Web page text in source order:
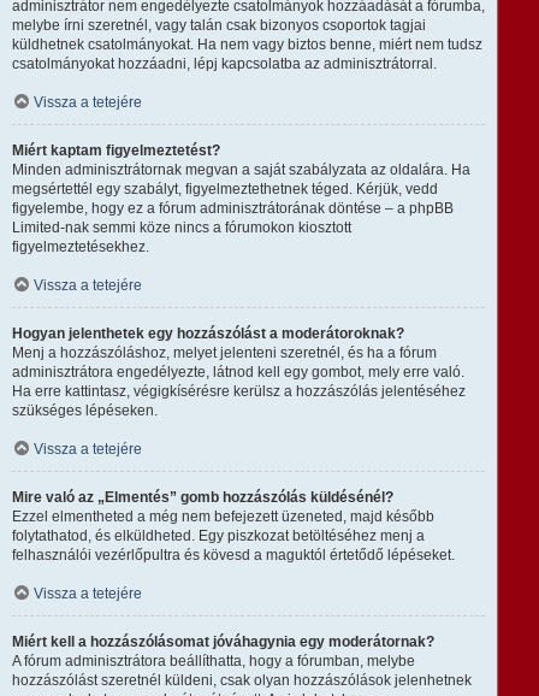
adminisztrátor nem engedélyezte csatolmányok hozzáadását a fórumba,
melybe írni szeretnél, vagy talán csak bizonyos csoportok tagjai
küldhetnek csatolmányokat. Ha nem vagy biztos benne, miért nem tudsz
csatolmányokat hozzáadni, lépj kapcsolatba az adminisztrátorral.
Vissza a tetejére
Miért kaptam figyelmeztetést?
Minden adminisztrátornak megvan a saját szabályzata az oldalára. Ha
megsértettél egy szabályt, figyelmeztethetnek téged. Kérjük, vedd
figyelembe, hogy ez a fórum adminisztrátorának döntése – a phpBB
Limited-nak semmi köze nincs a fórumokon kiosztott
figyelmeztetésekhez.
Vissza a tetejére
Hogyan jelenthetek egy hozzászólást a moderátoroknak?
Menj a hozzászóláshoz, melyet jelenteni szeretnél, és ha a fórum
adminisztrátora engedélyezte, látnod kell egy gombot, mely erre való.
Ha erre kattintasz, végigkísérésre kerülsz a hozzászólás jelentéséhez
szükséges lépéseken.
Vissza a tetejére
Mire való az „Elmentés” gomb hozzászólás küldésénél?
Ezzel elmentheted a még nem befejezett üzeneted, majd később
folytathatod, és elküldheted. Egy piszkozat betöltéséhez menj a
felhasználói vezérlőpultra és kövesd a maguktól értetődő lépéseket.
Vissza a tetejére
Miért kell a hozzászólásomat jóváhagynia egy moderátornak?
A fórum adminisztrátora beállíthatta, hogy a fórumban, melybe
hozzászólást szeretnél küldeni, csak olyan hozzászólások jelenhetnek